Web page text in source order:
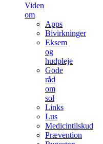
Viden
om
Apps
Bivirkninger
Eksem
og
hudpleje
Gode
råd
om
sol
Links
Lus
Medicintilskud
Prævention